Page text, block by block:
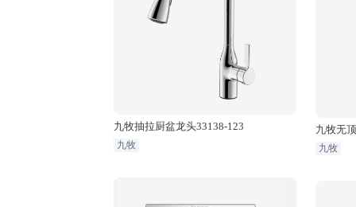
九牧抽拉厨盆龙头33138-123
九牧
九牧无
-1
九牧